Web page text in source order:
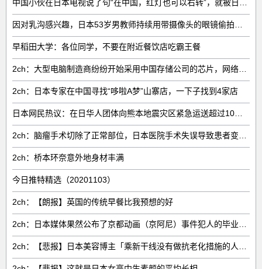
早稻田大学：各位同学，不要在附近餐饮店吃霸王餐
2ch：日本专家在中国寻找“哆啦A梦”山寨店，一下子找到4家店
2ch：桥本环奈意外地身材丰满
今日推特精选（20201103）
2ch：【朗报】英国的传统早餐比我预想的好